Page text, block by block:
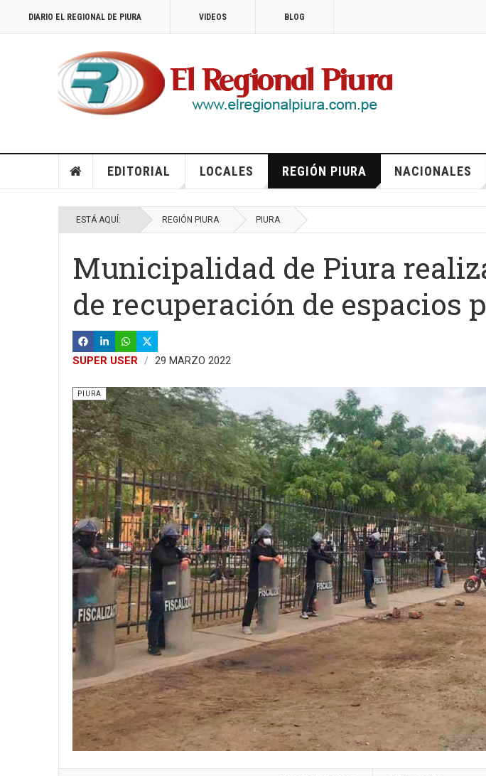
DIARIO EL REGIONAL DE PIURA VIDEOS BLOG
EDITORIAL LOCALES REGIÓN PIURA NACIONALES
ESTÁ AQUÍ: REGIÓN PIURA PIURA
Municipalidad de Piura
de recuperación de espacios
SUPER USER 29 MARZO 2022
PIURA